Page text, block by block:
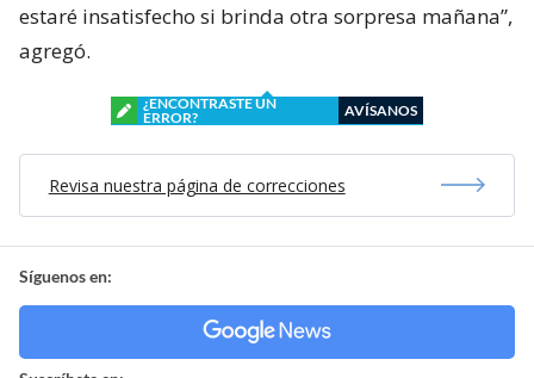
estaré insatisfecho si brinda otra sorpresa mañana”,
agregó.
¿ENCONTRASTE UN
ERROR?
AVÍSANOS
Revisa nuestra página de correcciones
Síguenos en: